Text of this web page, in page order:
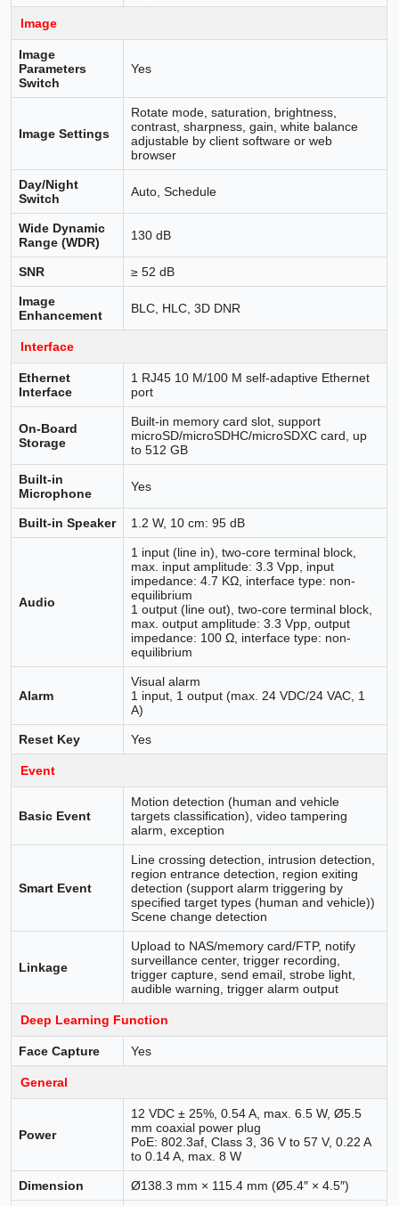
Image
Image
Parameters
Switch
Yes
Image Settings
Rotate mode, saturation, brightness,
contrast, sharpness, gain, white balance
adjustable by client software or web
browser
Day/Night
Switch
Auto, Schedule
Wide Dynamic
Range (WDR)
130 dB
SNR ≥ 52 dB
Image
Enhancement
BLC, HLC, 3D DNR
Interface
Ethernet
Interface
1 RJ45 10 M/100 M self-adaptive Ethernet
port
On-Board
Storage
Built-in memory card slot, support
microSD/microSDHC/microSDXC card, up
to 512 GB
Built-in
Microphone
Yes
Built-in Speaker 1.2 W, 10 cm: 95 dB
Audio
1 input (line in), two-core terminal block,
max. input amplitude: 3.3 Vpp, input
impedance: 4.7 KΩ, interface type: non-
equilibrium
1 output (line out), two-core terminal block,
max. output amplitude: 3.3 Vpp, output
impedance: 100 Ω, interface type: non-
equilibrium
Alarm
Visual alarm
1 input, 1 output (max. 24 VDC/24 VAC, 1
A)
Reset Key Yes
Event
Basic Event
Motion detection (human and vehicle
targets classification), video tampering
alarm, exception
Smart Event
Line crossing detection, intrusion detection,
region entrance detection, region exiting
detection (support alarm triggering by
specified target types (human and vehicle))
Scene change detection
Linkage
Upload to NAS/memory card/FTP, notify
surveillance center, trigger recording,
trigger capture, send email, strobe light,
audible warning, trigger alarm output
Deep Learning Function
Face Capture Yes
General
Power
12 VDC ± 25%, 0.54 A, max. 6.5 W, Ø5.5
mm coaxial power plug
PoE: 802.3af, Class 3, 36 V to 57 V, 0.22 A
to 0.14 A, max. 8 W
Dimension Ø138.3 mm × 115.4 mm (Ø5.4″ × 4.5″)